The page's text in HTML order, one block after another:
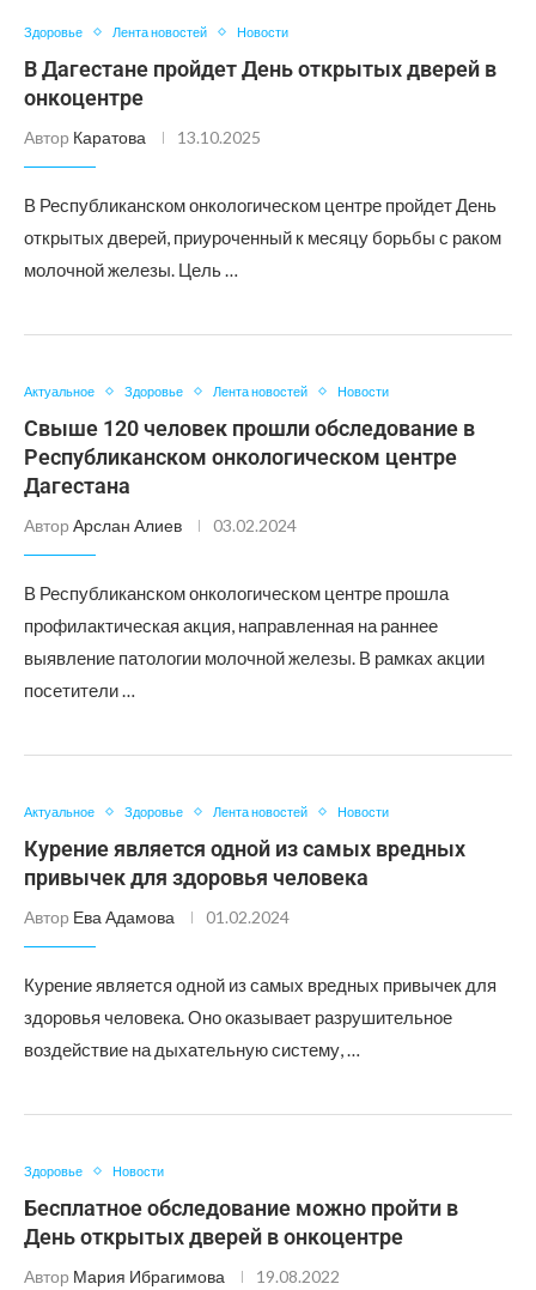
Здоровье Лента новостей Новости
В Дагестане пройдет День открытых дверей в
онкоцентре
Автор Каратова 13.10.2025
В Республиканском онкологическом центре пройдет День
открытых дверей, приуроченный к месяцу борьбы с раком
молочной железы. Цель …
Актуальное Здоровье Лента новостей Новости
Свыше 120 человек прошли обследование в
Республиканском онкологическом центре
Дагестана
Автор Арслан Алиев 03.02.2024
В Республиканском онкологическом центре прошла
профилактическая акция, направленная на раннее
выявление патологии молочной железы. В рамках акции
посетители …
Актуальное Здоровье Лента новостей Новости
Курение является одной из самых вредных
привычек для здоровья человека
Автор Ева Адамова 01.02.2024
Курение является одной из самых вредных привычек для
здоровья человека. Оно оказывает разрушительное
воздействие на дыхательную систему, …
Здоровье Новости
Бесплатное обследование можно пройти в
День открытых дверей в онкоцентре
Автор Мария Ибрагимова 19.08.2022